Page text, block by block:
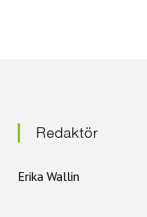
Redaktör
Erika Wallin